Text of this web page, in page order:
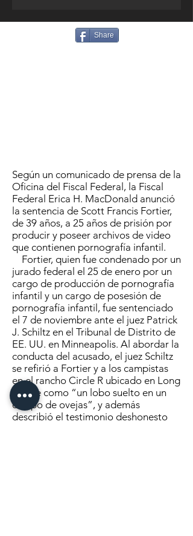
Share
Según un comunicado de prensa de la
Oficina del Fiscal Federal, la Fiscal
Federal Erica H. MacDonald anunció
la sentencia de Scott Francis Fortier,
de 39 años, a 25 años de prisión por
producir y poseer archivos de video
que contienen pornografía infantil.
Fortier, quien fue condenado por un
jurado federal el 25 de enero por un
cargo de producción de pornografía
infantil y un cargo de posesión de
pornografía infantil, fue sentenciado
el 7 de noviembre ante el juez Patrick
J. Schiltz en el Tribunal de Distrito de
EE. UU. en Minneapolis. Al abordar la
conducta del acusado, el juez Schiltz
se refirió a Fortier y a los campistas
en el rancho Circle R ubicado en Long
Prairie como “un lobo suelto en un
campo de ovejas”, y además
describió el testimonio deshonesto